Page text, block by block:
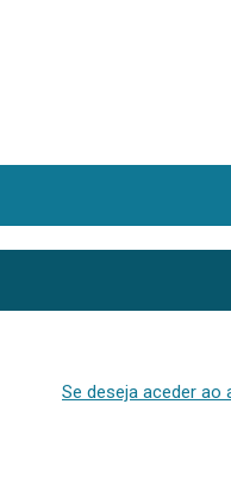
Se deseja aceder ao